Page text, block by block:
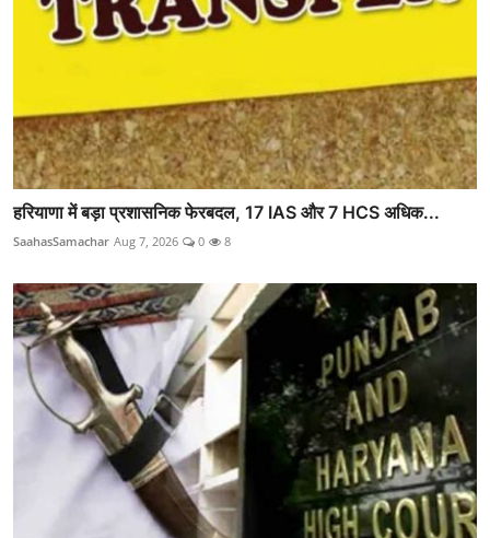
हरियाणा में बड़ा प्रशासनिक फेरबदल, 17 IAS और 7 HCS अधिक...
SaahasSamachar Aug 7, 2026 0 8